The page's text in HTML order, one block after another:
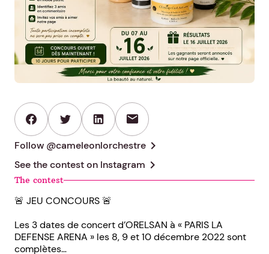
mail
Follow @cameleonlorchestre chevron_right
See the contest on Instagram chevron_right
The contest
🚨 JEU CONCOURS 🚨
Les 3 dates de concert d’ORELSAN à « PARIS LA
DEFENSE ARENA » les 8, 9 et 10 décembre 2022 sont
complètes…